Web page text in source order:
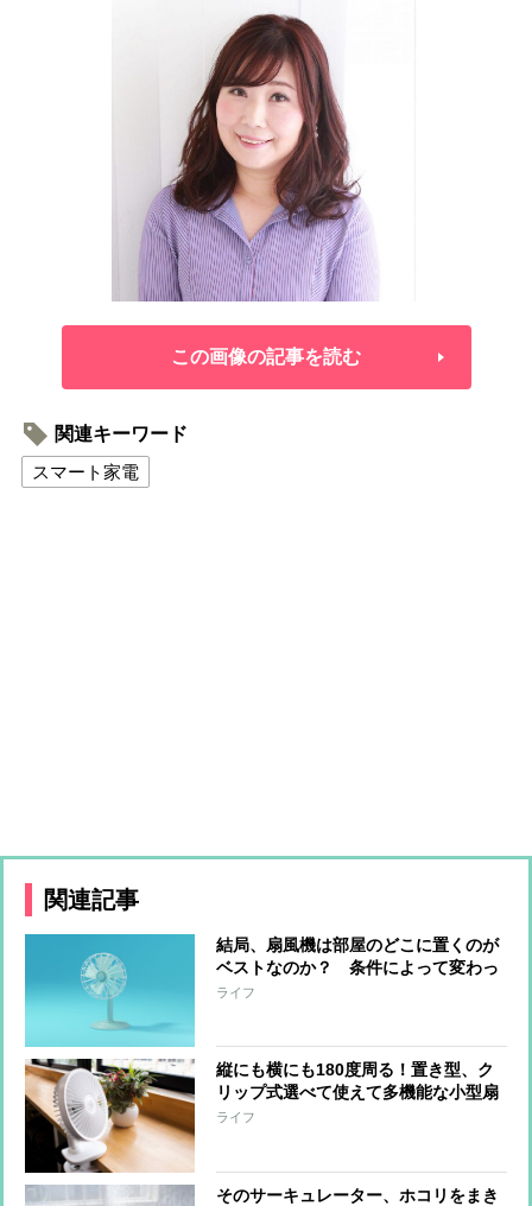
この画像の記事を読む
関連キーワード
スマート家電
関連記事
結局、扇風機は部屋のどこに置くのが
ベストなのか？ 条件によって変わっ
てくる“置く場所”を家電ライターが解
ライフ
縦にも横にも180度周る！置き型、ク
リップ式選べて使えて多機能な小型扇
風機
ライフ
そのサーキュレーター、ホコリをまき